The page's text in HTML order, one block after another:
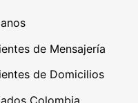
de Mensajería
de Domicilios